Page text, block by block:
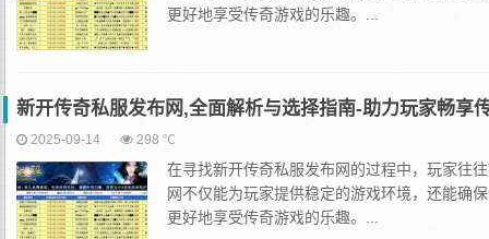
更好地享受传奇游戏的乐趣。...
新开传奇私服发布网,全面解析与选择指南-助力玩家畅享
2025-09-14 298 ℃
在寻找新开传奇私服发布网的过程中，玩家往
网不仅能为玩家提供稳定的游戏环境，还能确
更好地享受传奇游戏的乐趣。...